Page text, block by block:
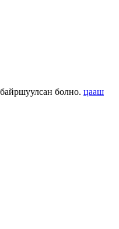
болно. цааш